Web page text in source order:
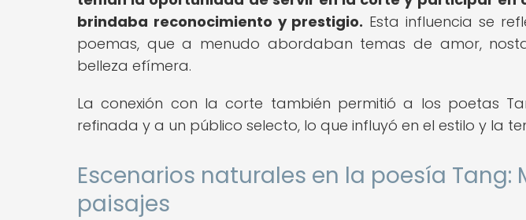
brindaba reconocimiento y prestigio. Esta influencia se
poemas, que a menudo abordaban temas de amor,
belleza efímera.
La conexión con la corte también permitió a los poetas
refinada y a un público selecto, lo que influyó en el estilo y la
Escenarios naturales en la poesía Tang:
paisajes